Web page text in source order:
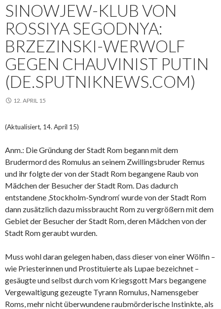
SINOWJEW-KLUB VON
ROSSIYA SEGODNYA:
BRZEZINSKI-WERWOLF
GEGEN CHAUVINIST PUTIN
(DE.SPUTNIKNEWS.COM)
12. APRIL 15
(Aktualisiert, 14. April 15)
Anm.: Die Gründung der Stadt Rom begann mit dem
Brudermord des Romulus an seinem Zwillingsbruder Remus
und ihr folgte der von der Stadt Rom begangene Raub von
Mädchen der Besucher der Stadt Rom. Das dadurch
entstandene ‚Stockholm-Syndrom‘ wurde von der Stadt Rom
dann zusätzlich dazu missbraucht Rom zu vergrößern mit dem
Gebiet der Besucher der Stadt Rom, deren Mädchen von der
Stadt Rom geraubt wurden.
Muss wohl daran gelegen haben, dass dieser von einer Wölfin –
wie Priesterinnen und Prostituierte als Lupae bezeichnet –
gesäugte und selbst durch vom Kriegsgott Mars begangene
Vergewaltigung gezeugte Tyrann Romulus, Namensgeber
Roms, mehr nicht überwundene raubmörderische Instinkte, als